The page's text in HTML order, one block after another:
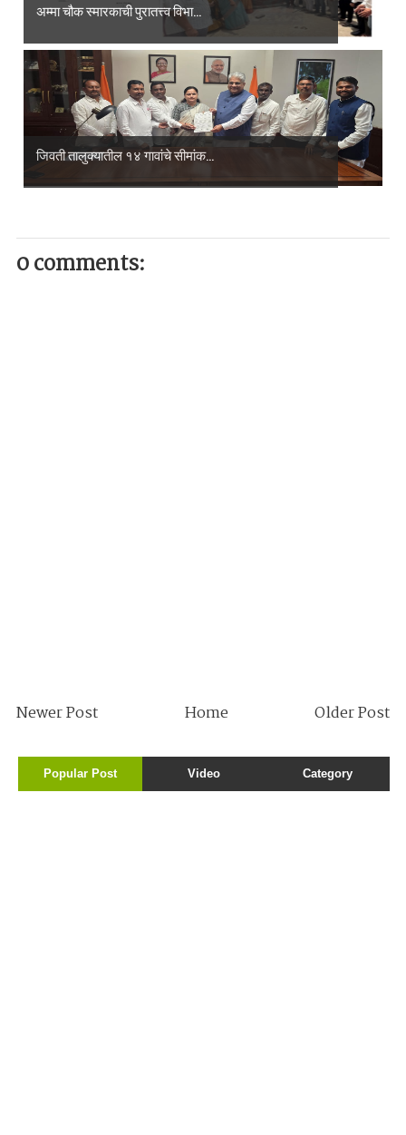
अम्मा चौक स्मारकाची पुरातत्त्व विभा...
जिवती तालुक्यातील १४ गावांचे सीमांक...
0 comments:
Newer Post Older Post
Home
Popular Post Video Category